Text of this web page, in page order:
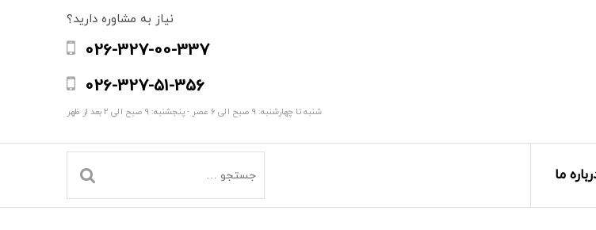
نیاز به مشاوره دارید؟
026-327-00-337
026-327-51-356
شنبه تا چهارشنبه: 9 صبح الی 6 عصر - پنجشنبه: 9 صبح الی 2 بعد از ظهر
ما